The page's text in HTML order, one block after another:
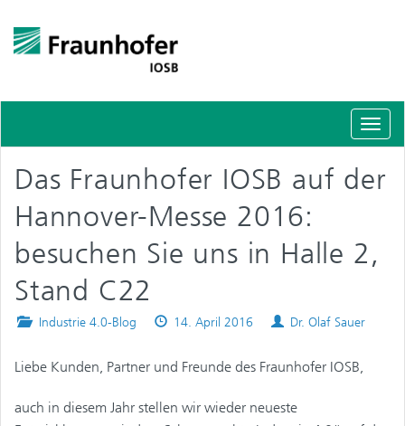
Das Fraunhofer IOSB auf der
Hannover-Messe 2016:
besuchen Sie uns in Halle 2,
Stand C22
Posted
Industrie 4.0-Blog
Published
14. April 2016 Authors
Dr. Olaf Sauer
Liebe Kunden, Partner und Freunde des Fraunhofer IOSB,
auch in diesem Jahr stellen wir wieder neueste